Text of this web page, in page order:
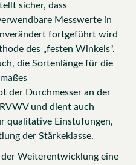
sicher, dass
Messwerte in
fortgeführt wird
des „festen Winkels“.
die Sortenlänge für die
der Durchmesser an der
und dient auch
qualitative Einstufungen,
der Stärkeklasse.
der Weiterentwicklung eine